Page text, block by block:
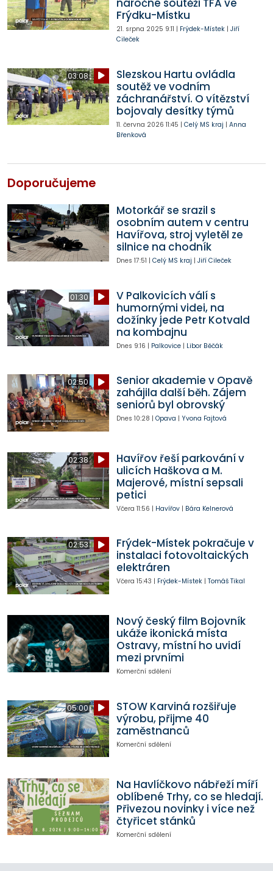
náročné soutěži TFA ve
Frýdku-Místku
21. srpna 2025 9:11 | Frýdek-Místek| Jiří
Cileček
03:08
Slezskou Hartu ovládla
soutěž ve vodním
záchranářství. O vítězství
bojovaly desítky týmů
11. června 2026 11:45 | Celý MS kraj | Anna
Břenková
Doporučujeme
Motorkář se srazil s
osobním autem v centru
Havířova, stroj vyletěl ze
silnice na chodník
Dnes 17:51 | Celý MS kraj | Jiří Cileček
01:30
V Palkovicích válí s
humornými videi, na
dožínky jede Petr Kotvald
na kombajnu
Dnes 9:16 | Palkovice| Libor Běčák
02:50
Senior akademie v Opavě
zahájila další běh. Zájem
seniorů byl obrovský
Dnes 10:28 | Opava | Yvona Fajtová
02:38
Havířov řeší parkování v
ulicích Haškova a M.
Majerové, místní sepsali
petici
Včera 11:56 | Havířov| Bára Kelnerová
02:53
Frýdek-Místek pokračuje v
instalaci fotovoltaických
elektráren
Včera 15:43 | Frýdek-Místek| Tomáš Tikal
Nový český film Bojovník
ukáže ikonická místa
Ostravy, místní ho uvidí
mezi prvními
Komerční sdělení
05:00
STOW Karviná rozšiřuje
výrobu, přijme 40
zaměstnanců
Komerční sdělení
Na Havlíčkovo nábřeží míří
oblíbené Trhy, co se hledají.
Přivezou novinky i více než
čtyřicet stánků
Komerční sdělení